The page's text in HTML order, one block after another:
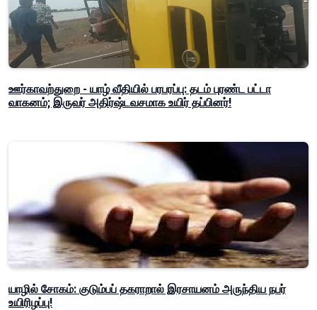
ஊர்காவற்துறை - யாழ் வீதியில் பரபரப்பு: தடம் புரண்ட பட்டா
வாகனம்; இருவர் அதிர்ஷ்டவசமாக உயிர் தப்பினர்!
யாழில் சோகம்: குடும்பப் தகராறால் இரசாயனம் அருந்திய நபர்
உயிரிழப்பு!